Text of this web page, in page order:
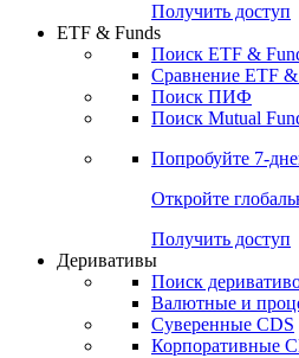
Получить доступ
ETF & Funds
Поиск ETF &
Сравнение ETF &
Поиск ПИФ
Поиск Mutual
Попробуйте 7-
Откройте
Получить доступ
Деривативы
Поиск
Валютные и
Суверенные CDS
Корпоративные